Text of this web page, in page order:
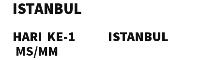
ISTANBUL
HARI KE-1 ISTANBUL
MS/MM